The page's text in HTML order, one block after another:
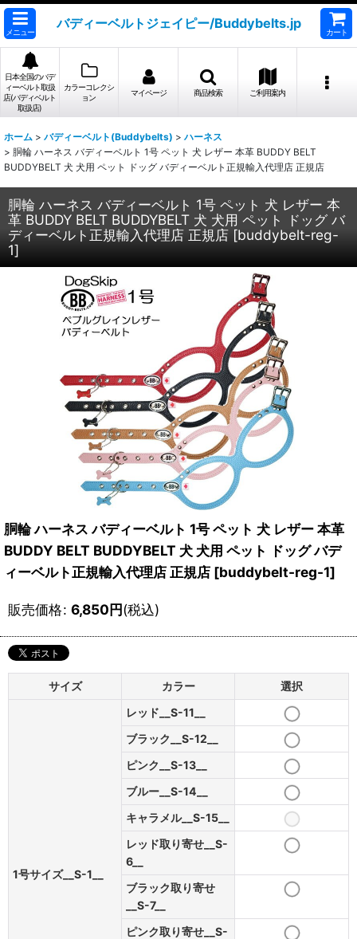
メニュー
バディーベルトジェイピー/Buddybelts.jp
カート
日本全国のバデ
ィーベルト取扱
店(バディベルト
取扱店)
カラーコレクシ
ョン
マイページ 商品検索 ご利用案内
ホーム > バディーベルト(Buddybelts) > ハーネス
> 胴輪 ハーネス バディーベルト 1号 ペット 犬 レザー 本革 BUDDY BELT
BUDDYBELT 犬 犬用 ペット ドッグ バディーベルト正規輸入代理店 正規店
胴輪 ハーネス バディーベルト 1号 ペット 犬 レザー 本
革 BUDDY BELT BUDDYBELT 犬 犬用 ペット ドッグ バ
ディーベルト正規輸入代理店 正規店 [buddybelt-reg-
1]
胴輪 ハーネス バディーベルト 1号 ペット 犬 レザー 本革
BUDDY BELT BUDDYBELT 犬 犬用 ペット ドッグ バデ
ィーベルト正規輸入代理店 正規店 [buddybelt-reg-1]
販売価格: 6,850円(税込)
サイズ カラー 選択
1号サイズ__S-1__
レッド__S-11__
ブラック__S-12__
ピンク__S-13__
ブルー__S-14__
キャラメル__S-15__
レッド取り寄せ__S-
6__
ブラック取り寄せ
__S-7__
ピンク取り寄せ__S-